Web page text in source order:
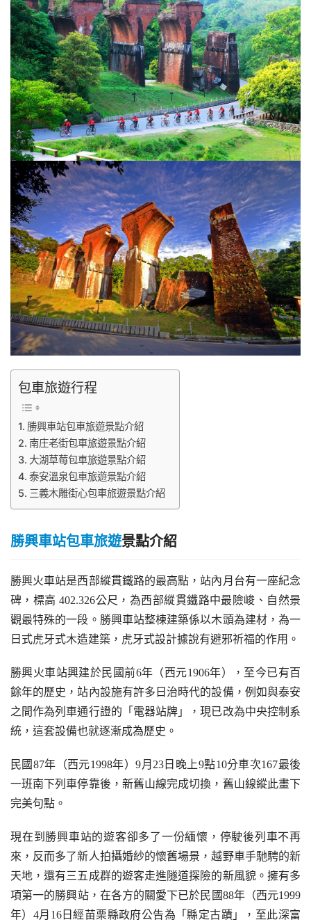
包車旅遊行程
勝興車站包車旅遊景點介紹
南庄老街包車旅遊景點介紹
大湖草莓包車旅遊景點介紹
泰安溫泉包車旅遊景點介紹
三義木雕街心包車旅遊景點介紹
勝興車站包車旅遊景點介紹
勝興火車站是西部縱貫鐵路的最高點，站內月台有一座紀念
碑，標高 402.326公尺，為西部縱貫鐵路中最險峻、自然景
觀最特殊的一段。勝興車站整棟建築係以木頭為建材，為一
日式虎牙式木造建築，虎牙式設計據說有避邪祈福的作用。
勝興火車站興建於民國前6年（西元1906年），至今已有百
餘年的歷史，站內設施有許多日治時代的設備，例如與泰安
之間作為列車通行證的「電器站牌」，現已改為中央控制系
統，這套設備也就逐漸成為歷史。
民國87年（西元1998年）9月23日晚上9點10分車次167最後
一班南下列車停靠後，新舊山線完成切換，舊山線縱此畫下
完美句點。
現在到勝興車站的遊客卻多了一份緬懷，停駛後列車不再
來，反而多了新人拍攝婚紗的懷舊場景，越野車手馳騁的新
天地，還有三五成群的遊客走進隧道探險的新風貌。擁有多
項第一的勝興站，在各方的關愛下已於民國88年（西元1999
年）4月16日經苗栗縣政府公告為「縣定古蹟」，至此深富